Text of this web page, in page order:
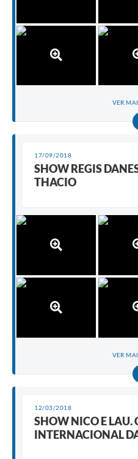
VER
17/09/2018
SHOW REGIS
THACIO
VER
12/03/2018
SHOW NICO E
INTERNACIONAL